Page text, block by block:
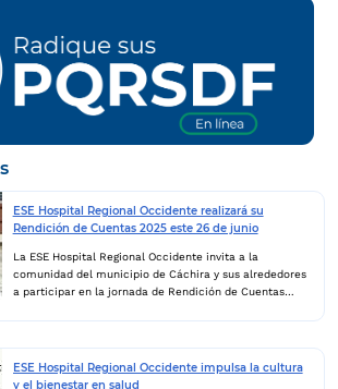
ESE Hospital Regional Occidente realizará su
Rendición de Cuentas 2025 este 26 de junio
La ESE Hospital Regional Occidente invita a la
comunidad del municipio de Cáchira y sus alrededores
a participar en la jornada de Rendición de Cuentas
Sala de Consulta Externa de la IPS Miguel Durán,
ubicada en el municipio de Cáchira, donde se
ESE Hospital Regional Occidente impulsa la cultura
y el bienestar en salud